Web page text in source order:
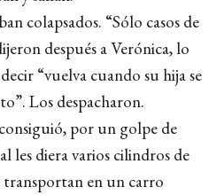
colapsados. “Sólo casos de
después a Verónica, lo
“vuelva cuando su hija se
Los despacharon.
por un golpe de
les diera varios cilindros de
transportan en un carro